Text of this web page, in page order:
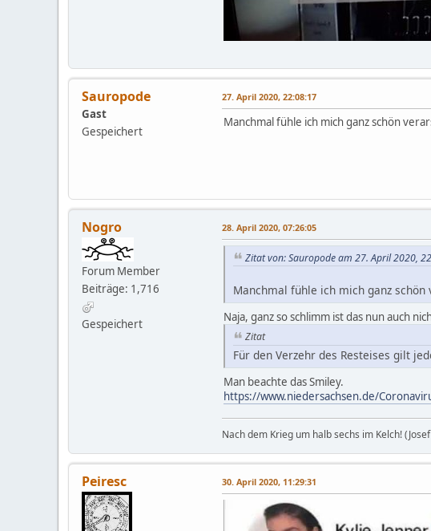
Sauropode
Gast
Gespeichert
27. April 2020, 22:08:17
Manchmal fühle ich mich ganz schön
Nogro
Forum Member
Beiträge: 1,716
Gespeichert
28. April 2020, 07:26:05
Zitat von: Sauropode am 27. April 2020,
Manchmal fühle ich mich ganz schön
Naja, ganz so schlimm ist das nun auch
Zitat
Für den Verzehr des Resteises gilt
Man beachte das Smiley.
https://www.niedersachsen.de/
Nach dem Krieg um halb sechs im Kelch!
Peiresc 30. April 2020, 11:29:31